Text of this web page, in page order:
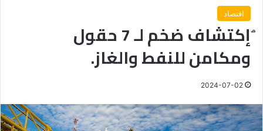
اقتصاد
ٌإكتشاف ضخم لـ 7 حقول
ومكامن للنفط والغاز.
2024-07-02